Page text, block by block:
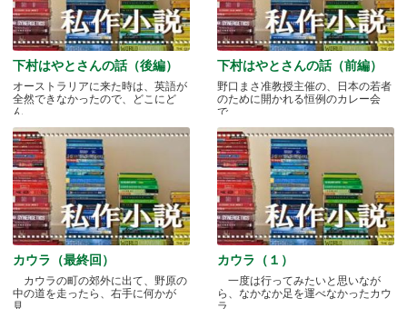
下村はやとさんの話（後編）
オーストラリアに来た時は、英語が
全然できなかったので、どこにど
ん.....
下村はやとさんの話（前編）
野口まさ准教授主催の、日本の若者
のために開かれる恒例のカレー会
で.....
カウラ（最終回）
カウラの町の郊外に出て、野原の
中の道を走ったら、右手に何かが
見.....
カウラ（１）
一度は行ってみたいと思いなが
ら、なかなか足を運べなかったカウ
ラ.....